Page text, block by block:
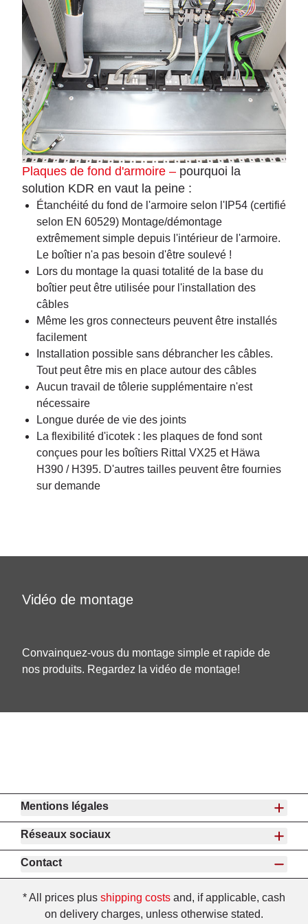
Plaques de fond d'armoire – pourquoi la
solution KDR en vaut la peine :
Étanchéité du fond de l'armoire selon l'IP54 (certifié
selon EN 60529) Montage/démontage
extrêmement simple depuis l'intérieur de l'armoire.
Le boîtier n'a pas besoin d'être soulevé !
Lors du montage la quasi totalité de la base du
boîtier peut être utilisée pour l'installation des
câbles
Même les gros connecteurs peuvent être installés
facilement
Installation possible sans débrancher les câbles.
Tout peut être mis en place autour des câbles
Aucun travail de tôlerie supplémentaire n'est
nécessaire
Longue durée de vie des joints
La flexibilité d'icotek : les plaques de fond sont
conçues pour les boîtiers Rittal VX25 et Häwa
H390 / H395. D'autres tailles peuvent être fournies
sur demande
Vidéo de montage
Convainquez-vous du montage simple et rapide de
nos produits. Regardez la vidéo de montage!
Mentions légales
Réseaux sociaux
Contact
* All prices plus shipping costs and, if applicable, cash
on delivery charges, unless otherwise stated.